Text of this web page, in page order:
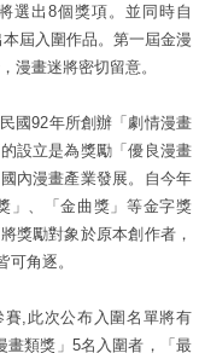
選出8個獎項。並同時自
屆入圍作品。第一屆金漫
漫畫迷將密切留意。
國92年所創辦「劇情漫畫
設立是為獎勵「優良漫畫
內漫畫產業發展。自今年
」、「金曲獎」等金字獎
獎勵對象於原本創作者，
角逐。
,此次公布入圍名單將有
畫類獎」5名入圍者，「最